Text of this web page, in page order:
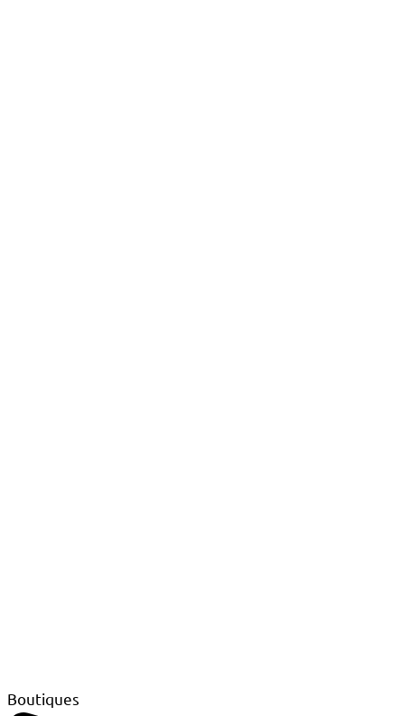
Boutiques